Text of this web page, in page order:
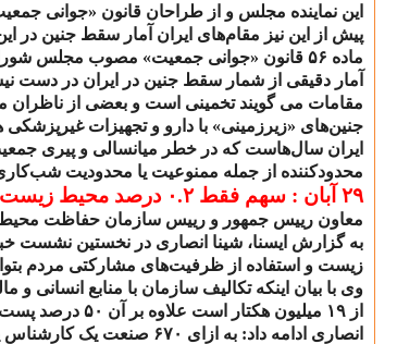
این نماینده مجلس و از طراحان قانون «جوانی
پیش از این نیز مقام‌های ایران آمار سقط جنین در
ماده ۵۶ قانون «جوانی جمعیت» مصوب مجلس
آمار دقیقی از شمار سقط جنین در ایران در دست
مقامات می گویند تخمینی است و بعضی از
جنین‌های «زیرزمینی» با دارو و تجهیزات
ایران سال‌هاست که در خطر میانسالی و پیری
محدودکننده از جمله ممنوعیت یا محدودیت
۲۹ آبان : سهم فقط ۰.۲ درصد محیط زیست
معاون رییس جمهور و رییس سازمان حفاظت
به گزارش ایسنا، شینا انصاری در نخستین
زیست و استفاده از ظرفیت‌های مشارکتی مردم
وی با بیان اینکه تکالیف سازمان با منابع انسانی
از ۱۹ میلیون هکتار است علاوه بر آن ۵۰ درصد
انصاری ادامه داد: به ازای ۶۷۰ صنعت یک کارشناس